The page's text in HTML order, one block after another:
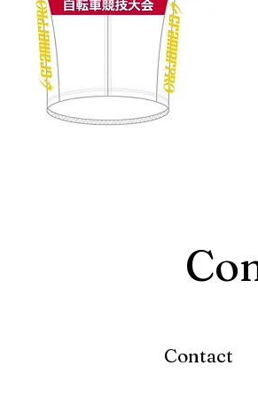
Contact